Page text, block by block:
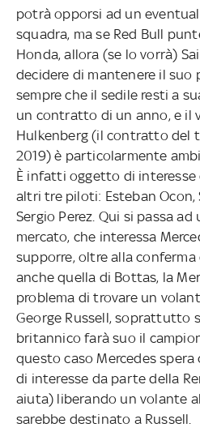
potrà opporsi ad un
squadra, ma se Red Bull
Honda, allora (se lo vorrà)
decidere di mantenere il suo
sempre che il sedile resti a
un contratto di un anno, e il
Hulkenberg (il contratto del
2019) è particolarmente
È infatti oggetto di interesse
altri tre piloti: Esteban
Sergio Perez. Qui si passa
mercato, che interessa
supporre, oltre alla
anche quella di Bottas, la
problema di trovare un
George Russell, soprattutto
britannico farà suo il
questo caso Mercedes spera
di interesse da parte della
aiuta) liberando un volante
sarebbe destinato a Russell.